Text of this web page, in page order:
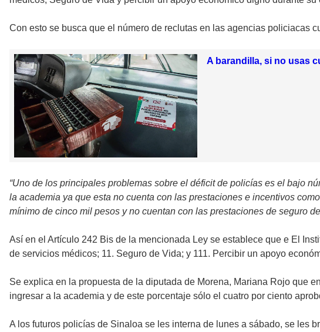
Con esto se busca que el número de reclutas en las agencias policiacas
A barandilla, si no usas
“Uno de los principales problemas sobre el déficit de policías es el bajo
la academia ya que esta no cuenta con las prestaciones e incentivos
mínimo de cinco mil pesos y no cuentan con las prestaciones de seguro
Así en el Artículo 242 Bis de la mencionada Ley se establece que e El
de servicios médicos; 11. Seguro de Vida; y 111. Percibir un apoyo
Se explica en la propuesta de la diputada de Morena, Mariana Rojo que
ingresar a la academia y de este porcentaje sólo el cuatro por ciento
A los futuros policías de Sinaloa se les interna de lunes a sábado, se les